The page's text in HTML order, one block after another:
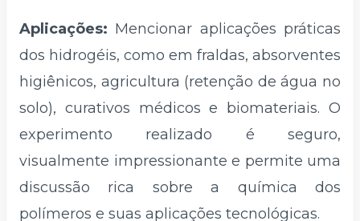
Aplicações: Mencionar aplicações práticas
dos hidrogéis, como em fraldas, absorventes
higiênicos, agricultura (retenção de água no
solo), curativos médicos e biomateriais. O
experimento realizado é seguro,
visualmente impressionante e permite uma
discussão rica sobre a química dos
polímeros e suas aplicações tecnológicas.